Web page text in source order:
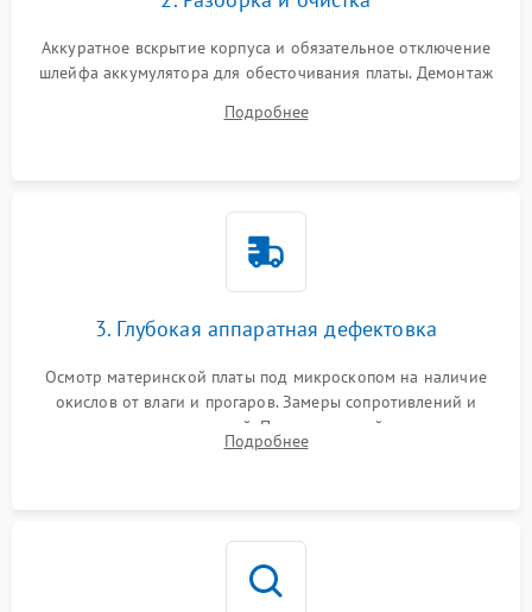
Аккуратное вскрытие корпуса и обязательное отключение
шлейфа аккумулятора для обесточивания платы. Демонтаж
высохшей термопасты с кристаллов чипов.
Подробнее
3. Глубокая аппаратная дефектовка
Осмотр материнской платы под микроскопом на наличие
окислов от влаги и прогаров. Замеры сопротивлений и
дежурных напряжений. Проверка цепей питания,
мультиконтроллера, процессора и видеочипа.
Подробнее